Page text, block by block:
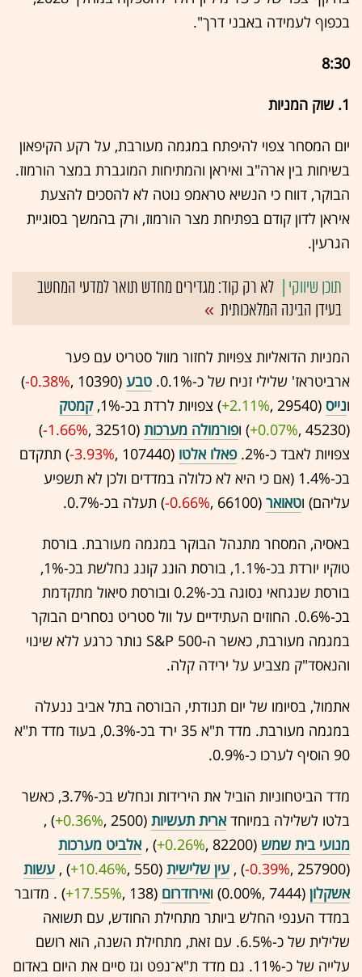
בכפוף לעמידה באבני דרך".
8:30
1. שוק המניות
יום המסחר צפוי להיפתח במגמה מעורבת, על רקע הקיפאון
בשיחות בין ארה"ב ואיראן והמתיחות המוגברת במצר הורמוז.
הבוקר, דווח כי הנשיא טראמפ נוטה לא להסכים להצעת
איראן לדון קודם בפתיחת מצר הורמוז, ורק בהמשך בסוגיית
הגרעין.
לא רק קוד: מגדירים מחדש תואר למדעי המחשב
בעידן הבינה המלאכותית
המניות הדואליות צפויות לחזור מוול סטריט עם פער
ארביטראז' שלילי זניח של כ-0.1%.
טבע (10390 ,‎
-0.38%
‏)
ונייס (29540 ,‎
+2.11%‏) צפויות לרדת בכ-1%,
קמטק
(45230 ,‎
+0.07%‏) ופורמולה מערכות (32510 ,‎
-1.66%
‏)
צפויות לאבד כ-2%.
פאלו אלטו (107440 ,‎
-3.93%‏) תתקדם
בכ-1.4% (אם כי היא לא כלולה במדדים ולכן לא תשפיע
עליהם) וטאואר (66100 ,‎
-0.66%‏) תעלה בכ-0.7%.
באסיה, המסחר מתנהל הבוקר במגמה מעורבת. בורסת
טוקיו יורדת בכ-1.1%, בורסת הונג קונג נחלשת בכ-1%,
בורסת שנגחאי נסוגה בכ-0.2% ובורסת סיאול מתקדמת
בכ-0.6%. החוזים העתידיים על וול סטריט נסחרים הבוקר
במגמה מעורבת, כאשר ה-S&P 500 נותר כרגע ללא שינוי
והנאסד"ק מצביע על ירידה קלה.
אתמול, בסיומו של יום תנודתי, הבורסה בתל אביב ננעלה
במגמה מעורבת. מדד ת"א 35 ירד בכ-0.3%, בעוד מדד ת"א
90 הוסיף לערכו כ-0.9%.
מדד הביטחוניות הוביל את הירידות ונחלש בכ-3.7%, כאשר
בלטו לשלילה במיוחדארית תעשיות (2500 ,‎
+0.36%
‏) ,
מנועי בית שמש (82200 ,‎
+0.26%
‏) ,אלביט מערכות
(257900 ,‎
-0.39%
‏) , עין שלישית (550 ,‎
+10.46%
‏) , עשות
אשקלון (7444 ,‎
0.00%‏) ואירודרום (138 ,‎
+17.55%‏) . מדובר
במדד הענפי החלש ביותר מתחילת החודש, עם תשואה
שלילית של כ-6.5%. עם זאת, מתחילת השנה, הוא רושם
עלייה של כ-11%. גם מדד ת"א־נפט וגז סיים את היום באדום